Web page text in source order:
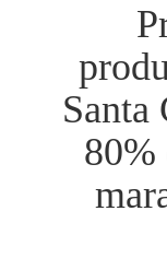
Santa
80%